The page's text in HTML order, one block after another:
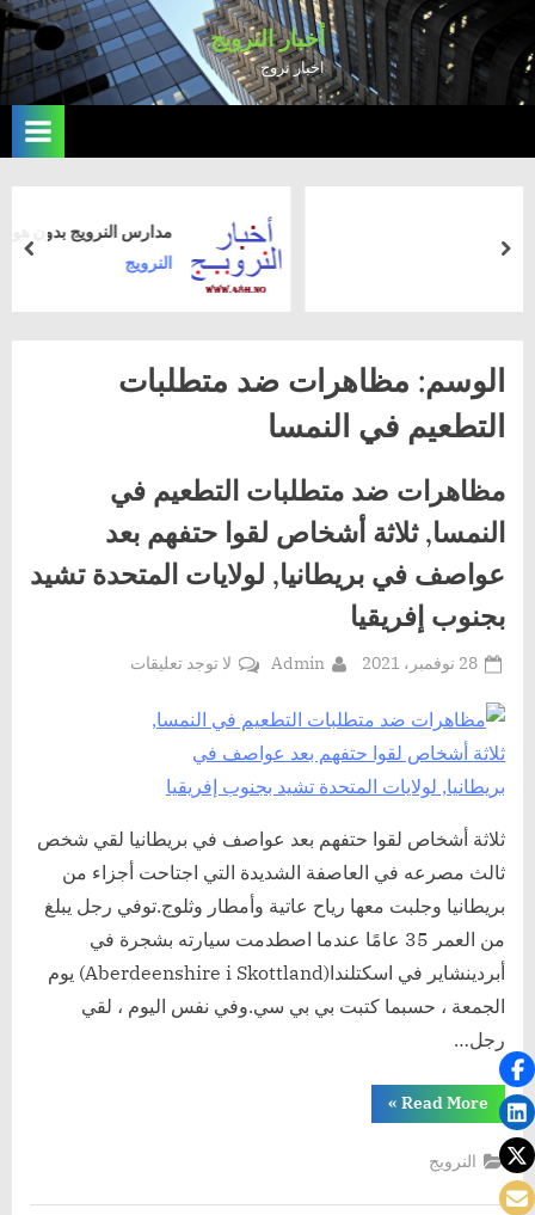
to
content
أخبار النرويج
اخبار نروج
مدارس النرويج بدون هواتف المحمول
النرويج next
الوسم: مظاهرات ضد متطلبات
التطعيم في النمسا
مظاهرات ضد متطلبات التطعيم في
النمسا, ثلاثة أشخاص لقوا حتفهم بعد
عواصف في بريطانيا, لولايات المتحدة تشيد
بجنوب إفريقيا
Posted
28 نوفمبر، 2021 By
Admin لا توجد تعليقاتعلى
النمسا,
ثلاثة
أشخاص
لقوا
حتفهم
في
ثلاثة أشخاص لقوا حتفهم بعد عواصف في بريطانيا لقي شخص
ثالث مصرعه في العاصفة الشديدة التي اجتاحت أجزاء من
بريطانيا وجلبت معها رياح عاتية وأمطار وثلوج.توفي رجل يبلغ
من العمر 35 عامًا عندما اصطدمت سيارته بشجرة في
أبردينشاير في اسكتلندا(Aberdeenshire i Skottland) يوم
الجمعة ، حسبما كتبت بي بي سي.وفي نفس اليوم ، لقي
رجل…
Read More“مظاهرات
ضد
ثلاثة
»
النرويج